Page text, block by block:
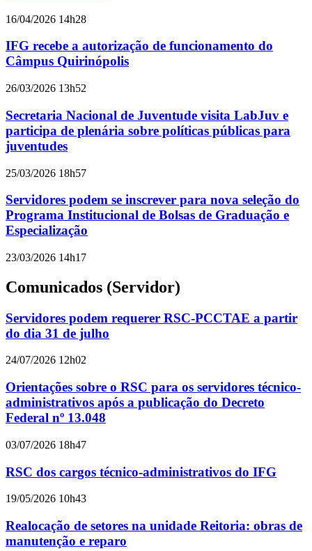
16/04/2026 14h28
IFG recebe a autorização de funcionamento do
Câmpus Quirinópolis
26/03/2026 13h52
Secretaria Nacional de Juventude visita LabJuv e
participa de plenária sobre políticas públicas para
juventudes
25/03/2026 18h57
Servidores podem se inscrever para nova seleção do
Programa Institucional de Bolsas de Graduação e
Especialização
23/03/2026 14h17
Comunicados (Servidor)
Servidores podem requerer RSC-PCCTAE a partir
do dia 31 de julho
24/07/2026 12h02
Orientações sobre o RSC para os servidores técnico-
administrativos após a publicação do Decreto
Federal nº 13.048
03/07/2026 18h47
RSC dos cargos técnico-administrativos do IFG
19/05/2026 10h43
Realocação de setores na unidade Reitoria: obras de
manutenção e reparo